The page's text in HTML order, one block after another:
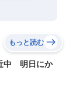
もっと読む
中 明日にか